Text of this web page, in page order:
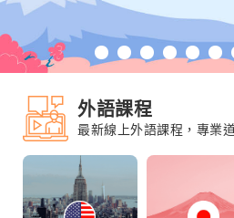
免費資源
企業客戶
就業輔導
部落格
外語課程
最新線上外語課程，專業